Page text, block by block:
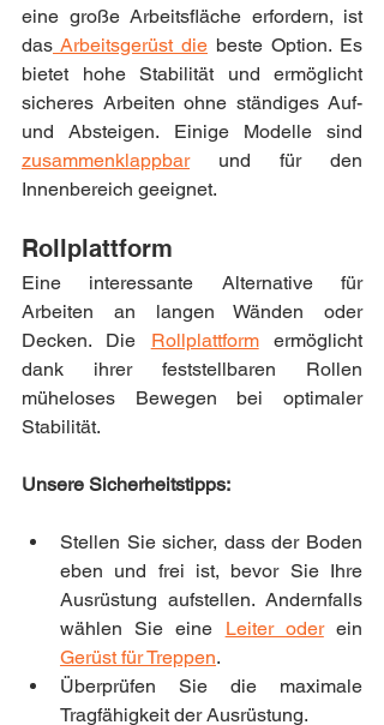
eine große Arbeitsfläche erfordern, ist
das Arbeitsgerüst die beste Option. Es
bietet hohe Stabilität und ermöglicht
sicheres Arbeiten ohne ständiges Auf-
zusammenklappbar und für den
Innenbereich geeignet.
Rollplattform
Eine interessante Alternative für
Arbeiten an langen Wänden oder
Decken. Die Rollplattform ermöglicht
dank ihrer feststellbaren Rollen
müheloses Bewegen bei optimaler
Stabilität.
Unsere Sicherheitstipps:
Stellen Sie sicher, dass der Boden
eben und frei ist, bevor Sie Ihre
Ausrüstung aufstellen. Andernfalls
wählen Sie eine Leiter oder
Gerüst für Treppen.
Überprüfen Sie die maximale
Tragfähigkeit der Ausrüstung.